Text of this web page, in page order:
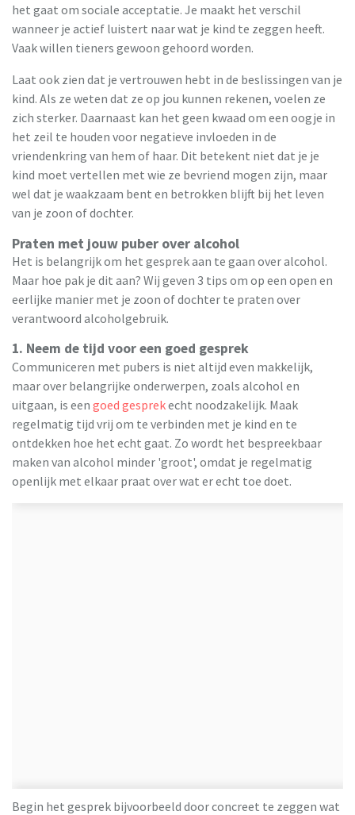
het gaat om sociale acceptatie. Je maakt het verschil
wanneer je actief luistert naar wat je kind te zeggen heeft.
Vaak willen tieners gewoon gehoord worden.
Laat ook zien dat je vertrouwen hebt in de beslissingen van je
kind. Als ze weten dat ze op jou kunnen rekenen, voelen ze
zich sterker. Daarnaast kan het geen kwaad om een oogje in
het zeil te houden voor negatieve invloeden in de
vriendenkring van hem of haar. Dit betekent niet dat je je
kind moet vertellen met wie ze bevriend mogen zijn, maar
wel dat je waakzaam bent en betrokken blijft bij het leven
van je zoon of dochter.
Praten met jouw puber over alcohol
Het is belangrijk om het gesprek aan te gaan over alcohol.
Maar hoe pak je dit aan? Wij geven 3 tips om op een open en
eerlijke manier met je zoon of dochter te praten over
verantwoord alcoholgebruik.
1. Neem de tijd voor een goed gesprek
Communiceren met pubers is niet altijd even makkelijk,
maar over belangrijke onderwerpen, zoals alcohol en
uitgaan, is een goed gesprekecht noodzakelijk. Maak
regelmatig tijd vrij om te verbinden met je kind en te
ontdekken hoe het echt gaat. Zo wordt het bespreekbaar
maken van alcohol minder 'groot', omdat je regelmatig
openlijk met elkaar praat over wat er echt toe doet.
Begin het gesprek bijvoorbeeld door concreet te zeggen wat